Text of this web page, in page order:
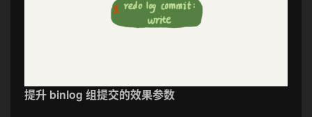
提升 binlog 组提交的效果参数